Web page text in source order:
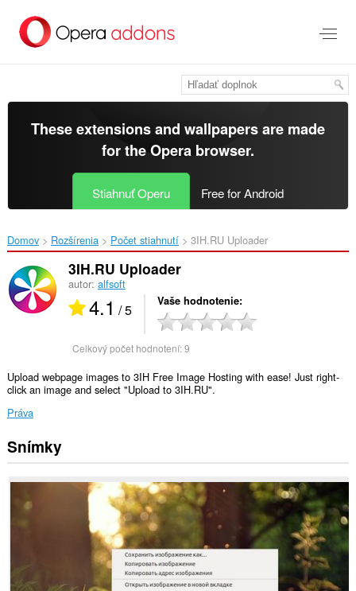
hlavný
These extensions and wallpapers are made
for theOpera browser.
Stiahnuť Operu Free for Android
Domov Rozšírenia Počet stiahnutí 3IH.RU Uploader‎
3IH.RU Uploader
autor: alfsoft
4.1 / 5 Vaše hodnotenie
Celkový počet hodnotení:9
Upload webpage images to 3IH Free Image Hosting with ease! Just right-
click an image and select "Upload to 3IH.RU".
Práva
Toto
rozšírenie
prístup
vašim
stránkach.
Snímky